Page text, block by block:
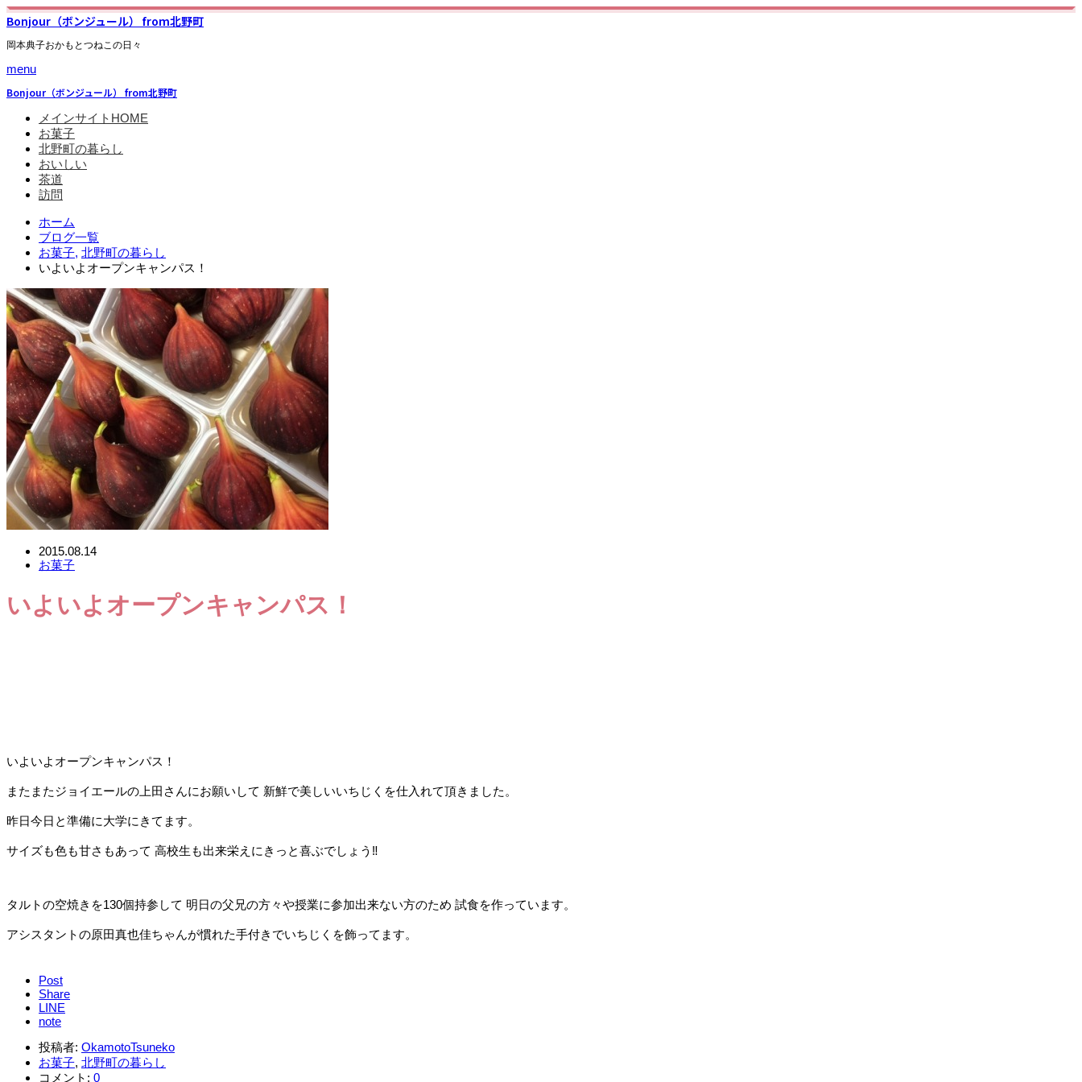
Bonjour（ボンジュール） from北野町
岡本典子おかもとつねこの日々
menu
Bonjour（ボンジュール） from北野町
メインサイトHOME
お菓子
北野町の暮らし
おいしい
茶道
訪問
ホーム
ブログ一覧
お菓子, 北野町の暮らし
いよいよオープンキャンパス！
2015.08.14
お菓子
いよいよオープンキャンパス！
いよいよオープンキャンパス！
またまたジョイエールの上田さんにお願いして 新鮮で美しいいちじくを仕入れて頂きました。
昨日今日と準備に大学にきてます。
サイズも色も甘さもあって 高校生も出来栄えにきっと喜ぶでしょう‼
タルトの空焼きを130個持参して 明日の父兄の方々や授業に参加出来ない方のため 試食を作っています。
アシスタントの原田真也佳ちゃんが慣れた手付きでいちじくを飾ってます。
Post
Share
LINE
note
投稿者: OkamotoTsuneko
お菓子, 北野町の暮らし
コメント: 0